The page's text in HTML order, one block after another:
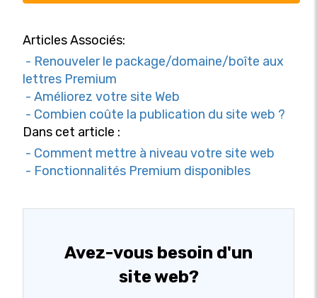
Articles Associés:
- Renouveler le package/domaine/boîte aux
lettres Premium
- Améliorez votre site Web
- Combien coûte la publication du site web ?
Dans cet article :
- Comment mettre à niveau votre site web
- Fonctionnalités Premium disponibles
Avez-vous besoin d'un
site web?